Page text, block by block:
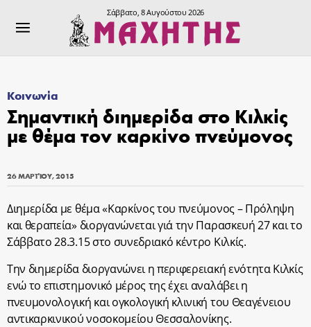
Σάββατο, 8 Αυγούστου 2026
Κοινωνία
Σημαντική διημερίδα στο Κιλκίς
με θέμα τον καρκίνο πνεύμονος
26 ΜΑΡΤΊΟΥ, 2015
Διημερίδα με θέμα «Καρκίνος του πνεύμονος – Πρόληψη
και θεραπεία» διοργανώνεται γιά την Παρασκευή 27 και το
Σάββατο 28.3.15 στο συνεδριακό κέντρο Κιλκίς.
Την διημερίδα διοργανώνει η περιφερειακή ενότητα Κιλκίς
ενώ το επιστημονικό μέρος της έχει αναλάβει η
πνευμονολογική και ογκολογική κλινική του Θεαγένειου
αντικαρκινικού νοσοκομείου Θεσσαλονίκης.